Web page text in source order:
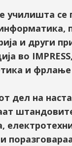
се
и други
во
и фрлање
дел на